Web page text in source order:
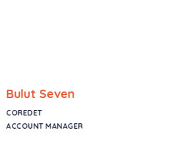
Bulut Seven
COREDET
ACCOUNT MANAGER